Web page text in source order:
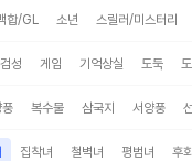
합/GL 소년 스릴러/미스터리
성 게임 기억상실 도둑
복수물 삼국지 서양풍
집착녀 철벽녀 평범녀 후